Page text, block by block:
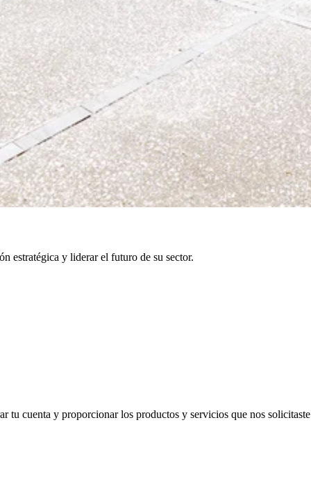
estratégica y liderar el futuro de su sector.
tu cuenta y proporcionar los productos y servicios que nos